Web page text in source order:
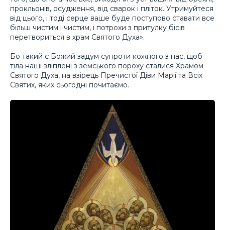
прокльонів, осудження, від сварок і пліток. Утримуйтеся
від цього, і тоді серце ваше буде поступово ставати все
більш чистим і чистим, і потрохи з притулку бісів
перетвориться в храм Святого Духа».
Бо такий є Божий задум супроти кожного з нас, щоб
тіла наші зліплені з земського пороху сталися Храмом
Святого Духа, на взірець Пречистої Діви Марії та Всіх
Святих, яких сьогодні почитаємо.